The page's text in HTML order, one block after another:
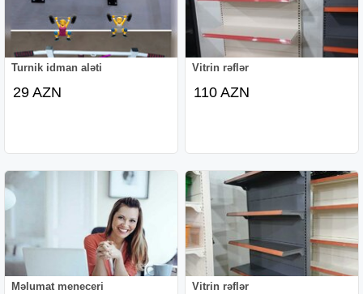
Turnik idman aləti
29 AZN
Vitrin rəflər
110 AZN
Məlumat meneceri Vitrin rəflər